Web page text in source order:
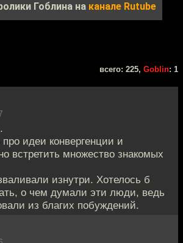
Гоблина на канале Rutube
всего: 225, Goblin: 1
идеи конвергенции и
встретить множество знакомых
изнутри. Хотелось б
о чем думали эти люди, ведь
из благих побуждений.